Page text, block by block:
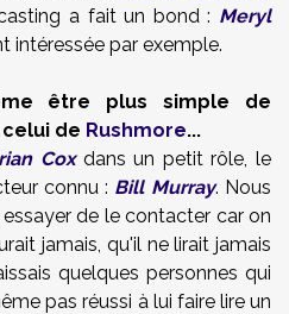
a fait un bond : Meryl
intéressée par exemple.
être plus simple de
de Rushmore...
Coxdans un petit rôle, le
connu : Bill Murray. Nous
de le contacter car on
jamais, qu'il ne lirait jamais
quelques personnes qui
pas réussi à lui faire lire un